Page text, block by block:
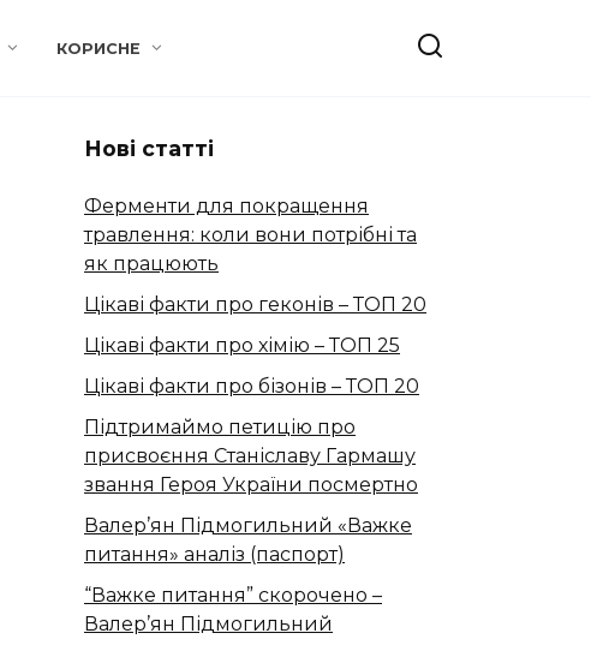
КОРИСНЕ
Нові статті
Ферменти для покращення
травлення: коли вони потрібні та
як працюють
Цікаві факти про геконів – ТОП 20
Цікаві факти про хімію – ТОП 25
Цікаві факти про бізонів – ТОП 20
Підтримаймо петицію про
присвоєння Станіславу Гармашу
звання Героя України посмертно
Валер’ян Підмогильний «Важке
питання» аналіз (паспорт)
“Важке питання” скорочено –
Валер’ян Підмогильний